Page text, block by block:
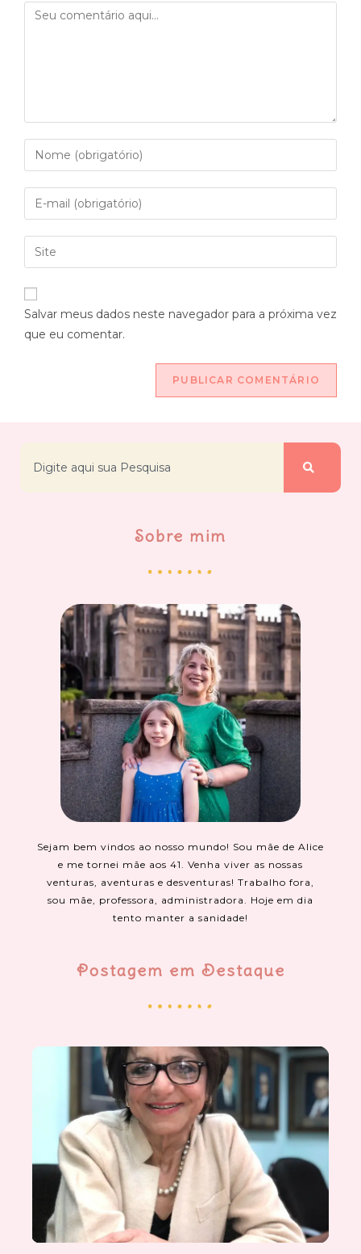
Salvar meus dados neste navegador para a próxima vez
que eu comentar.
Sobre mim
Sejam bem vindos ao nosso mundo! Sou mãe de Alice
e me tornei mãe aos 41. Venha viver as nossas
venturas, aventuras e desventuras! Trabalho fora,
sou mãe, professora, administradora. Hoje em dia
tento manter a sanidade!
Postagem em Destaque